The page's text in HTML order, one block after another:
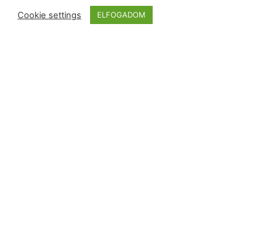
1. Időpont 2. Készülék
Cookie settings ELFOGADOM